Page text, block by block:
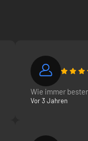
Wie immer
Vor 3 Jahren